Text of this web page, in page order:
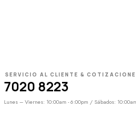
SERVICIO AL CLIENTE &
7020 8223
Lunes – Viernes: 10:00am - 6:00pm / Sábados: